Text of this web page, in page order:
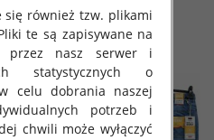
szczegóły
się również tzw. plikami
te są zapisywane na
przez nasz serwer i
statystycznych o
celu dobrania naszej
potrzeb i
chwili może wyłączyć